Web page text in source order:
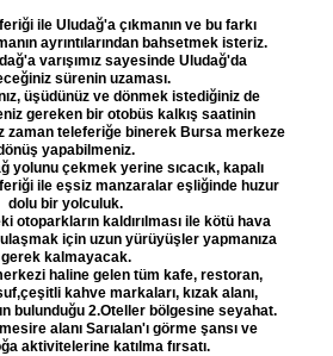
ile Uludağ'a çıkmanın ve bu farkı
ayrıntılarından bahsetmek isteriz.
varışımız sayesinde Uludağ'da
sürenin uzaması.
üşüdünüz ve dönmek istediğiniz de
gereken bir otobüs kalkış saatinin
zaman teleferiğe binerek Bursa merkeze
yapabilmeniz.
yolunu çekmek yerine sıcacık, kapalı
ile eşsiz manzaralar eşliğinde huzur
dolu bir yolculuk.
otoparkların kaldırılması ile kötü hava
için uzun yürüyüşler yapmanıza
gerek kalmayacak.
haline gelen tüm kafe, restoran,
kahve markaları, kızak alanı,
bulunduğu 2.Oteller bölgesine seyahat.
alanı Sarıalan'ı görme şansı ve
aktivitelerine katılma fırsatı.